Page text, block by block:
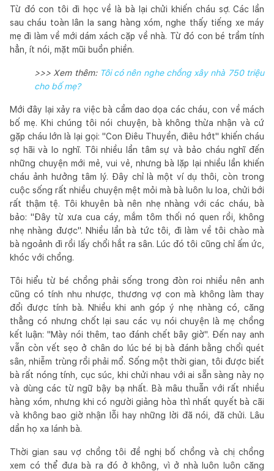
Từ đó con tôi đi học về là bà lại chửi khiến cháu sợ. Các lần
sau cháu toàn lân la sang hàng xóm, nghe thấy tiếng xe máy
mẹ đi làm về mới dám xách cặp về nhà. Từ đó con bé trầm tính
hẳn, ít nói, mặt mũi buồn phiền.
>>> Xem thêm: ​​ Tôi có nên nghe chồng xây nhà 750 triệu
cho bố mẹ?
Mới đây lại xảy ra việc bà cầm dao dọa các cháu, con về mách
bố mẹ. Khi chúng tôi nói chuyện, bà không thừa nhận và cứ
gặp cháu lớn là lại gọi: "Con Điêu Thuyền, điêu hớt" khiến cháu
sợ hãi và lo nghĩ. Tôi nhiều lần tâm sự và bảo cháu nghĩ đến
những chuyện mới mẻ, vui vẻ, nhưng bà lặp lại nhiều lần khiến
cháu ảnh hưởng tâm lý. Đây chỉ là một ví dụ thôi, còn trong
cuộc sống rất nhiều chuyện mệt mỏi mà bà luôn lu loa, chửi bới
rất thậm tệ. Tôi khuyên bà nên nhẹ nhàng với các cháu, bà
bảo: "Đây từ xưa cua cáy, mắm tôm thối nó quen rồi, không
nhẹ nhàng được". Nhiều lần bà tức tôi, đi làm về tôi chào mà
bà ngoảnh đi rồi lấy chổi hắt ra sân. Lúc đó tôi cũng chỉ ấm ức,
khóc với chồng.
Tôi hiểu từ bé chồng phải sống trong đòn roi nhiều nên anh
cũng có tính nhu nhược, thương vợ con mà không làm thay
đổi được tính bà. Nhiều khi anh góp ý nhẹ nhàng có, căng
thẳng có nhưng chốt lại sau các vụ nói chuyện là mẹ chồng
kết luận: "Mày nói thêm, tao đánh chết bây giờ". Đến nay anh
vẫn còn vết sẹo ở chân do lúc bé bị bà đánh bằng chổi quét
sân, nhiễm trùng rồi phải mổ. Sống một thời gian, tôi được biết
bà rất nóng tính, cục súc, khi chửi nhau với ai sẵn sàng này nọ
và dùng các từ ngữ bậy bạ nhất. Bà mâu thuẫn với rất nhiều
hàng xóm, nhưng khi có người giảng hòa thì nhất quyết bà cãi
và không bao giờ nhận lỗi hay những lời đã nói, đã chửi. Lâu
dần họ xa lánh bà.
Thời gian sau vợ chồng tôi đề nghị bố chồng và chị chồng
xem có thể đưa bà ra đó ở không, vì ở nhà luôn luôn căng